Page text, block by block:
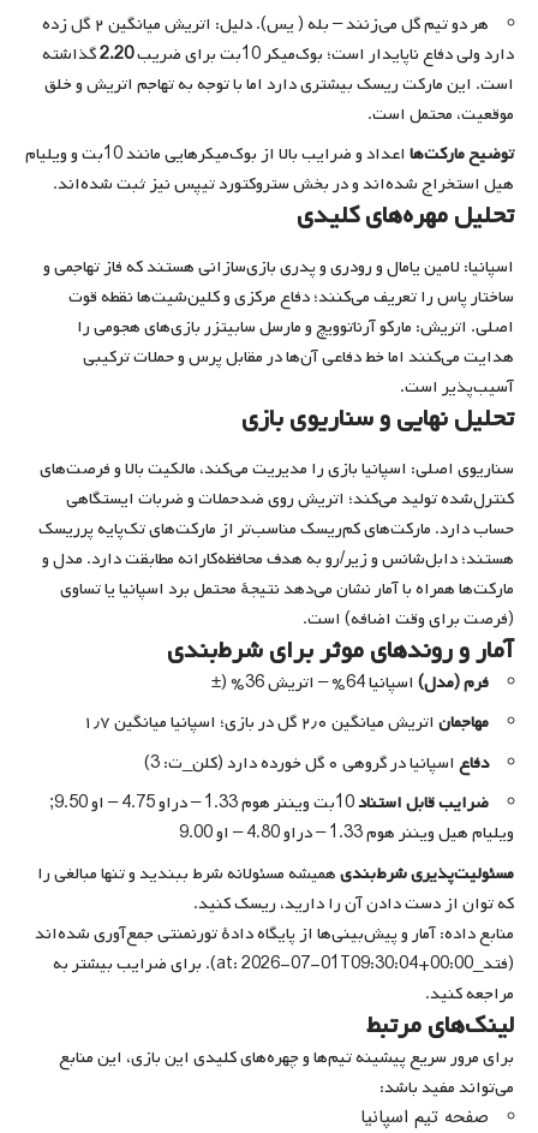
هر دو تیم گل می‌زنند – بله ( یس). دلیل: اتریش میانگین ۲ گل زده
دارد ولی دفاع ناپایدار است؛ بوک‌میکر 10بت برای ضریب
2.20گذاشته
است. این مارکت ریسک بیشتری دارد اما با توجه به تهاجم اتریش و خلق
موقعیت، محتمل است.
توضیح مارکت‌ها
اعداد و ضرایب بالا از بوک‌میکرهایی مانند 10بت و ویلیام
هیل استخراج شده‌اند و در بخش ستروکتورد تیپس نیز ثبت شده‌اند.
تحلیل مهره‌های کلیدی
اسپانیا: لامین یامال و رودری و پدری بازی‌سازانی هستند که فاز تهاجمی و
ساختار پاس را تعریف می‌کنند؛ دفاع مرکزی و کلین‌شیت‌ها نقطه قوت
اصلی. اتریش: مارکو آرناتوویچ و مارسل سابیتزر بازی‌های هجومی را
هدایت می‌کنند اما خط دفاعی آن‌ها در مقابل پرس و حملات ترکیبی
آسیب‌پذیر است.
تحلیل نهایی و سناریوی بازی
سناریوی اصلی: اسپانیا بازی را مدیریت می‌کند، مالکیت بالا و فرصت‌های
کنترل‌شده تولید می‌کند؛ اتریش روی ضدحملات و ضربات ایستگاهی
حساب دارد. مارکت‌های کم‌ریسک مناسب‌تر از مارکت‌های تک‌پایه پرریسک
هستند؛ دابل‌شانس و زیر/رو به هدف محافظه‌کارانه مطابقت دارد. مدل و
مارکت‌ها همراه با آمار نشان می‌دهد نتیجهٔ محتمل برد اسپانیا یا تساوی
(فرصت برای وقت اضافه) است.
آمار و روندهای موثر برای شرط‌بندی
فرم (مدل) اسپانیا 64% – اتریش 36% (±
مهاجمان اتریش میانگین ۲٫۰ گل در بازی؛ اسپانیا میانگین ۱٫۷
دفاع اسپانیا در گروهی ۰ گل خورده دارد (کلن_ت: 3)
ضرایب قابل استناد
10بت ویننر هوم 1.33 – دراو 4.75 – او 9.50;
ویلیام هیل ویننر هوم 1.33 – دراو 4.80 – او 9.00
مسئولیت‌پذیری شرط‌بندیهمیشه مسئولانه شرط ببندید و تنها مبالغی را
که توان از دست دادن آن را دارید، ریسک کنید.
منابع داده: آمار و پیش‌بینی‌ها از پایگاه دادهٔ تورنمنتی جمع‌آوری شده‌اند
(فتد_at: 2026-07-01T09:30:04+00:00). برای ضرایب بیشتر به
مراجعه کنید.
لینک‌های مرتبط
برای مرور سریع پیشینه تیم‌ها و چهره‌های کلیدی این بازی، این منابع
می‌تواند مفید باشد:
صفحه تیم اسپانیا